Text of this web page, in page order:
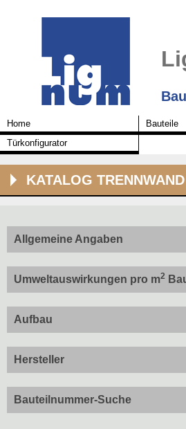
Home Bauteile
Türkonfigurator
KATALOG
Allgemeine Angaben
Umweltauswirkungen pro m2
Aufbau
Hersteller
Bauteilnummer-Suche